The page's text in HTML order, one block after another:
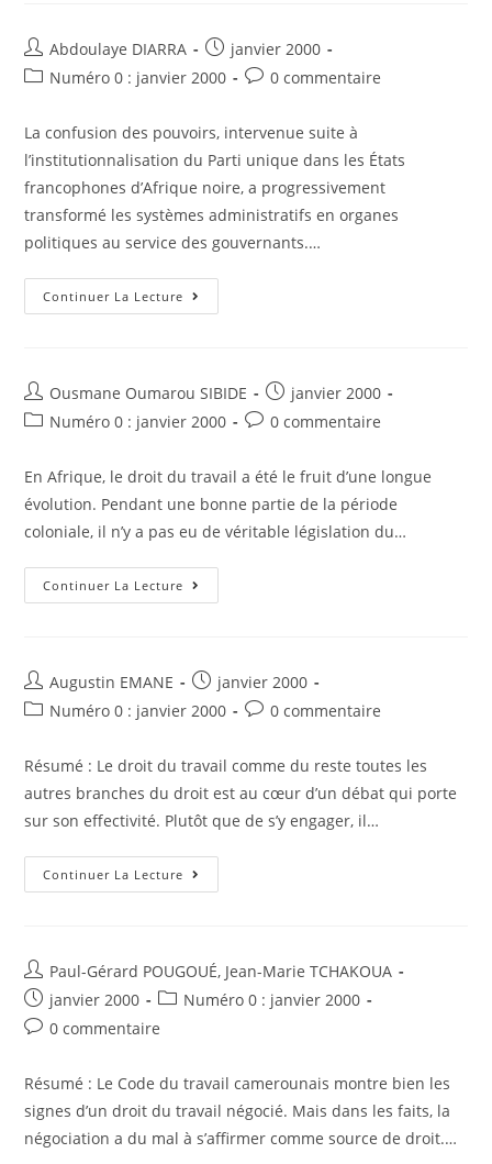
97-
7
Du
8
1997
Auteur/autrice
de
Abdoulaye DIARRA
Post
published:
janvier 2000
PostNuméro 0 : janvier 2000
Post0 commentaire
La confusion des pouvoirs, intervenue suite à
l’institutionnalisation du Parti unique dans les États
francophones d’Afrique noire, a progressivement
transformé les systèmes administratifs en organes
politiques au service des gouvernants.…
Continuer La Lecture Les
Autorités
États
Francophones
D’Afrique
Noire
Du
Mali,
Du
Sénégal
Et
Bénin
Auteur/autrice
de
Ousmane Oumarou SIBIDE
Post
published:
janvier 2000
PostNuméro 0 : janvier 2000
Post0 commentaire
En Afrique, le droit du travail a été le fruit d’une longue
évolution. Pendant une bonne partie de la période
coloniale, il n’y a pas eu de véritable législation du…
Continuer La Lecture Réalités
Africaines
Droit
Du
Travail
Auteur/autrice
de
Augustin EMANE
Post
published:
janvier 2000
PostNuméro 0 : janvier 2000
Post0 commentaire
Résumé : Le droit du travail comme du reste toutes les
autres branches du droit est au cœur d’un débat qui porte
sur son effectivité. Plutôt que de s’y engager, il…
Continuer La Lecture Le
Droit
Croisée
Des
Chemins
:
Auteur/autrice
de
la
publication :
Paul-Gérard POUGOUÉ, Jean-Marie TCHAKOUA
Post
published:
janvier 2000
Post
category:
Numéro 0 : janvier 2000
Post0 commentaire
Résumé : Le Code du travail camerounais montre bien les
signes d’un droit du travail négocié. Mais dans les faits, la
négociation a du mal à s’affirmer comme source de droit.…